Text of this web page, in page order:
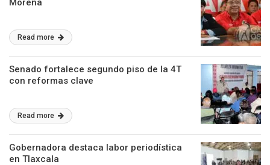
Morena
Read more
Senado fortalece segundo piso de la 4T
con reformas clave
Read more
Gobernadora destaca labor periodística
en Tlaxcala